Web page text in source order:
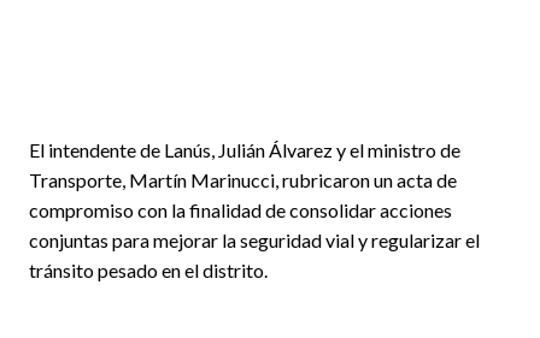
El intendente de Lanús, Julián Álvarez y el ministro de
Transporte, Martín Marinucci, rubricaron un acta de
compromiso con la finalidad de consolidar acciones
conjuntas para mejorar la seguridad vial y regularizar el
tránsito pesado en el distrito.